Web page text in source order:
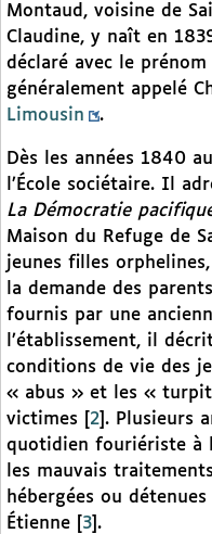
Montaud, voisine de
Claudine, y naît en
déclaré avec le
généralement appelé
Limousin
.
Dès les années 1840
l’École sociétaire. Il
La Démocratie
Maison du Refuge de
jeunes filles
la demande des
fournis par une
l’établissement, il
conditions de vie des
« abus » et les «
victimes
2 . Plusieurs
quotidien fouriériste à
les mauvais
hébergées ou
Étienne
3 .